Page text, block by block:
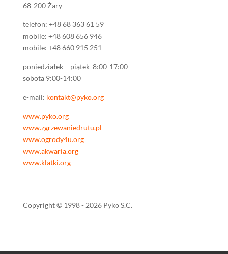
68-200 Żary
telefon: +48 68 363 61 59
mobile: +48 608 656 946
mobile: +48 660 915 251
poniedziałek – piątek 8:00-17:00
sobota 9:00-14:00
e-mail: kontakt@pyko.org
www.pyko.org
www.zgrzewaniedrutu.pl
www.ogrody4u.org
www.akwaria.org
www.klatki.org
Copyright © 1998 - 2026 Pyko S.C.